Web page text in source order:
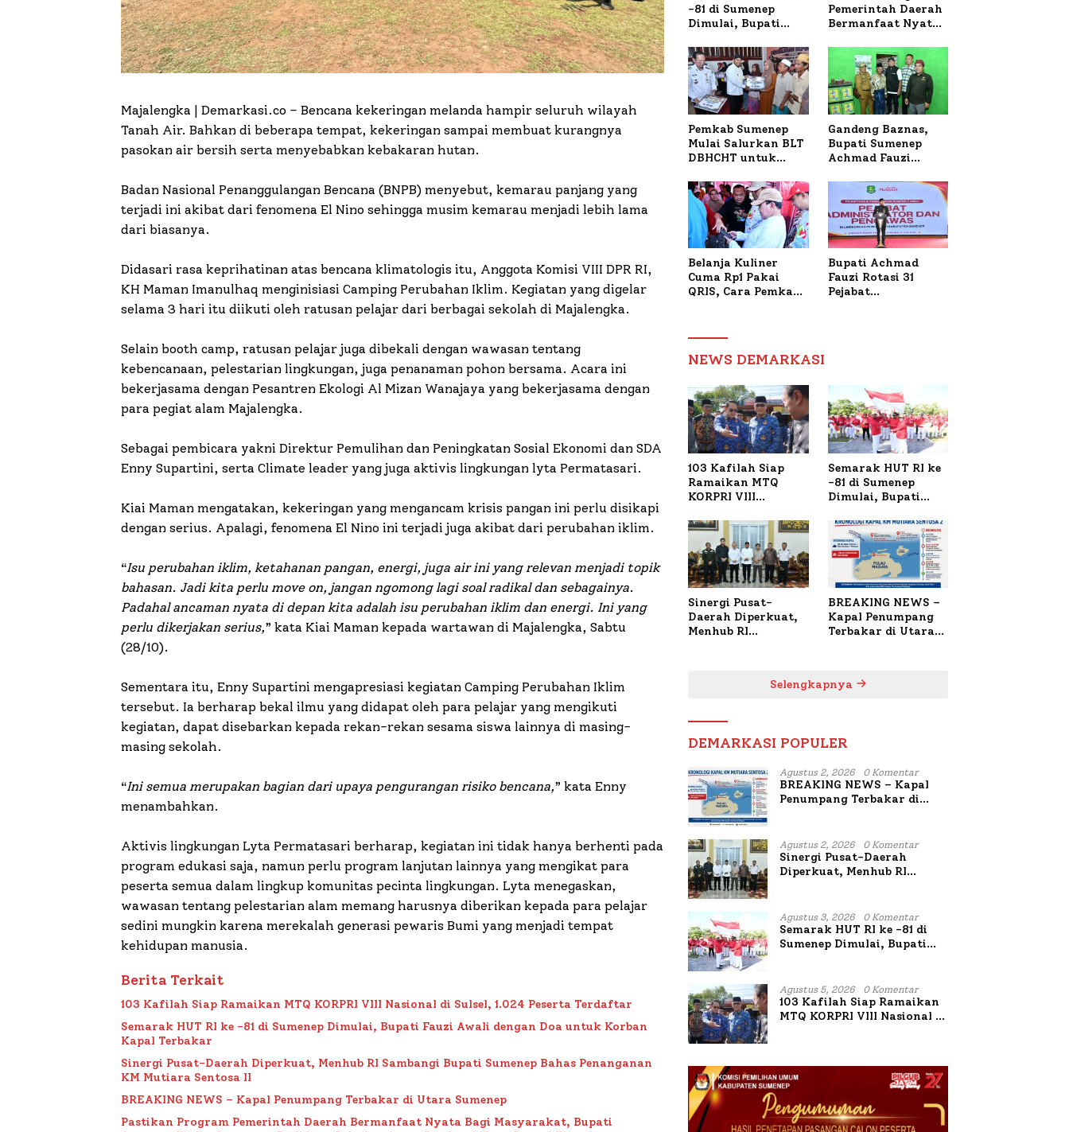
Majalengka | Demarkasi.co – Bencana kekeringan melanda hampir seluruh wilayah
Tanah Air. Bahkan di beberapa tempat, kekeringan sampai membuat kurangnya
pasokan air bersih serta menyebabkan kebakaran hutan.
Badan Nasional Penanggulangan Bencana (BNPB) menyebut, kemarau panjang yang
terjadi ini akibat dari fenomena El Nino sehingga musim kemarau menjadi lebih lama
dari biasanya.
Didasari rasa keprihatinan atas bencana klimatologis itu, Anggota Komisi VIII DPR RI,
KH Maman Imanulhaq menginisiasi Camping Perubahan Iklim. Kegiatan yang digelar
selama 3 hari itu diikuti oleh ratusan pelajar dari berbagai sekolah di Majalengka.
Selain booth camp, ratusan pelajar juga dibekali dengan wawasan tentang
kebencanaan, pelestarian lingkungan, juga penanaman pohon bersama. Acara ini
bekerjasama dengan Pesantren Ekologi Al Mizan Wanajaya yang bekerjasama dengan
para pegiat alam Majalengka.
Sebagai pembicara yakni Direktur Pemulihan dan Peningkatan Sosial Ekonomi dan SDA
Enny Supartini, serta Climate leader yang juga aktivis lingkungan lyta Permatasari.
Kiai Maman mengatakan, kekeringan yang mengancam krisis pangan ini perlu disikapi
dengan serius. Apalagi, fenomena El Nino ini terjadi juga akibat dari perubahan iklim.
“Isu perubahan iklim, ketahanan pangan, energi, juga air ini yang relevan menjadi topik
bahasan. Jadi kita perlu move on, jangan ngomong lagi soal radikal dan sebagainya.
Padahal ancaman nyata di depan kita adalah isu perubahan iklim dan energi. Ini yang
perlu dikerjakan serius,” kata Kiai Maman kepada wartawan di Majalengka, Sabtu
(28/10).
Sementara itu, Enny Supartini mengapresiasi kegiatan Camping Perubahan Iklim
tersebut. Ia berharap bekal ilmu yang didapat oleh para pelajar yang mengikuti
kegiatan, dapat disebarkan kepada rekan-rekan sesama siswa lainnya di masing-
masing sekolah.
“Ini semua merupakan bagian dari upaya pengurangan risiko bencana,” kata Enny
menambahkan.
Aktivis lingkungan Lyta Permatasari berharap, kegiatan ini tidak hanya berhenti pada
program edukasi saja, namun perlu program lanjutan lainnya yang mengikat para
peserta semua dalam lingkup komunitas pecinta lingkungan. Lyta menegaskan,
wawasan tentang pelestarian alam memang harusnya diberikan kepada para pelajar
sedini mungkin karena merekalah generasi pewaris Bumi yang menjadi tempat
kehidupan manusia.
Berita Terkait
103 Kafilah Siap Ramaikan MTQ KORPRI VIII Nasional di Sulsel, 1.024 Peserta Terdaftar
Semarak HUT RI ke -81 di Sumenep Dimulai, Bupati Fauzi Awali dengan Doa untuk Korban
Kapal Terbakar
Sinergi Pusat-Daerah Diperkuat, Menhub RI Sambangi Bupati Sumenep Bahas Penanganan
KM Mutiara Sentosa II
BREAKING NEWS – Kapal Penumpang Terbakar di Utara Sumenep
Pastikan Program Pemerintah Daerah Bermanfaat Nyata Bagi Masyarakat, Bupati
-81 di Sumenep
Dimulai, Bupati
Doa untuk Korban
Kapal Terbakar
Pemerintah Daerah
Bermanfaat Nyata
Bupati Sumenep
Tinjau Langsung
Budidaya Lele dan
Ayam Petelur di
Desa Bataal Timur
Pemkab Sumenep
Mulai Salurkan BLT
DBHCHT untuk
Tani Tembakau
Gandeng Baznas,
Bupati Sumenep
Achmad Fauzi
Serahkan Bantuan
Bedah RTLH di Dua
Kecamatan
Belanja Kuliner
Cuma Rp1 Pakai
QRIS, Cara Pemkab
Bupati Achmad
Fauzi Rotasi 31
Pejabat
NEWS DEMARKASI
103 Kafilah Siap
Ramaikan MTQ
KORPRI VIII
1.024 Peserta
Terdaftar
Semarak HUT RI ke
-81 di Sumenep
Dimulai, Bupati
Doa untuk Korban
Kapal Terbakar
Sinergi Pusat-
Daerah Diperkuat,
Menhub RI
Mutiara Sentosa II
BREAKING NEWS –
Kapal Penumpang
Terbakar di Utara
Selengkapnya
DEMARKASI POPULER
Agustus 2, 2026 0 Komentar
BREAKING NEWS – Kapal
Penumpang Terbakar di
Agustus 2, 2026 0 Komentar
Sinergi Pusat-Daerah
Diperkuat, Menhub RI
Mutiara Sentosa II
Agustus 3, 2026 0 Komentar
Semarak HUT RI ke -81 di
Sumenep Dimulai, Bupati
Terbakar
Agustus 5, 2026 0 Komentar
103 Kafilah Siap Ramaikan
MTQ KORPRI VIII Nasional di